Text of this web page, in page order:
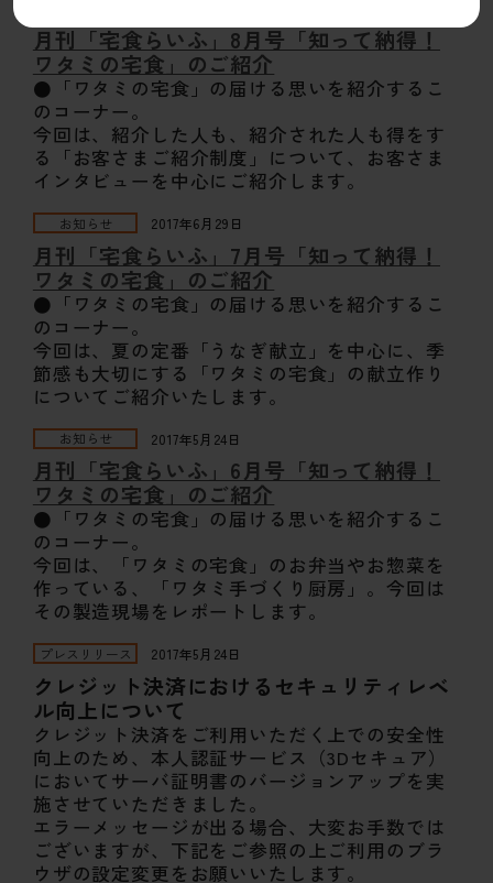
月刊「宅食らいふ」8月号「知って納得！
ワタミの宅食」のご紹介
●「ワタミの宅食」の届ける思いを紹介するこ
のコーナー。
今回は、紹介した人も、紹介された人も得をす
る「お客さまご紹介制度」について、お客さま
インタビューを中心にご紹介します。
お知らせ 2017年6月29日
月刊「宅食らいふ」7月号「知って納得！
ワタミの宅食」のご紹介
●「ワタミの宅食」の届ける思いを紹介するこ
のコーナー。
今回は、夏の定番「うなぎ献立」を中心に、季
節感も大切にする「ワタミの宅食」の献立作り
についてご紹介いたします。
お知らせ 2017年5月24日
月刊「宅食らいふ」6月号「知って納得！
ワタミの宅食」のご紹介
●「ワタミの宅食」の届ける思いを紹介するこ
のコーナー。
今回は、「ワタミの宅食」のお弁当やお惣菜を
作っている、「ワタミ手づくり厨房」。今回は
その製造現場をレポートします。
プレスリリース 2017年5月24日
クレジット決済におけるセキュリティレベ
ル向上について
クレジット決済をご利用いただく上での安全性
向上のため、本人認証サービス（3Dセキュア）
においてサーバ証明書のバージョンアップを実
施させていただきました。
エラーメッセージが出る場合、大変お手数では
ございますが、下記をご参照の上ご利用のブラ
ウザの設定変更をお願いいたします。